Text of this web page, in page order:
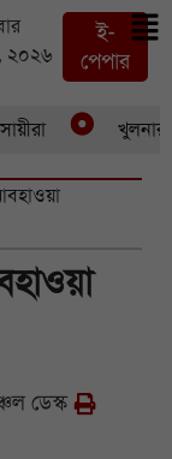
২০২৬
ই-
পেপার
খুলনার
ডেস্ক